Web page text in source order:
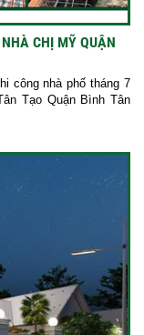
CHỊ MỸ QUẬN
công nhà phố tháng 7
Tạo Quận Bình Tân